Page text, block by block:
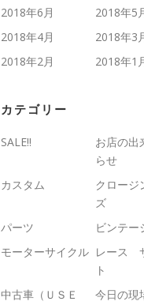
2018年6月
2018年5
2018年4月
2018年3
2018年2月
2018年1
カテゴリー
SALE!!
お店の出
らせ
カスタム
クロージ
ズ
パーツ
ビンテー
モーターサイクル レース
ト
中古車（ＵＳＥ
今日の現